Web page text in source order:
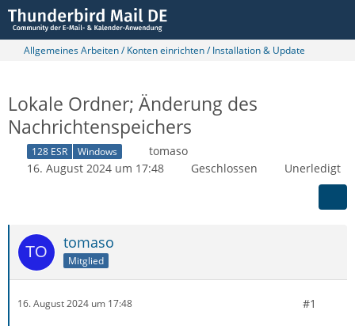
Allgemeines Arbeiten / Konten einrichten / Installation & Update
Lokale Ordner; Änderung des
Nachrichtenspeichers
128 ESR Windows
tomaso
16. August 2024 um 17:48
Geschlossen Unerledigt
tomaso
Mitglied
16. August 2024 um 17:48 #1